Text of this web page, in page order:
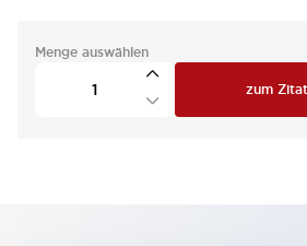
Menge auswählen
zum